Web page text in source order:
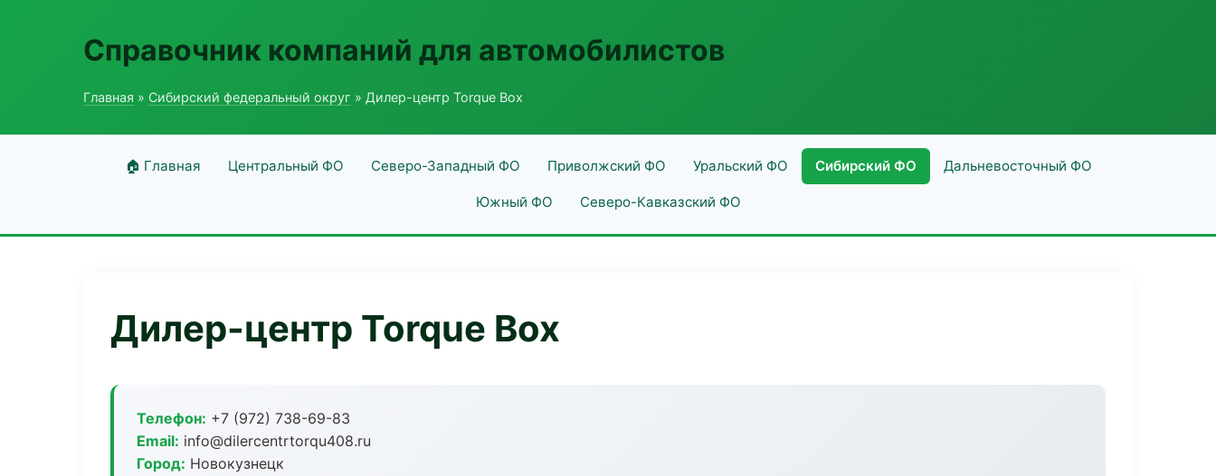
Справочник компаний для автомобилистов
Главная » Сибирский федеральный округ » Дилер-центр Torque Box
🏠 Главная Центральный ФО Северо-Западный ФО Приволжский ФО Уральский ФО Сибирский ФО Дальневосточный ФО
Южный ФО Северо-Кавказский ФО
Дилер-центр Torque Box
Телефон: +7 (972) 738-69-83
Email: info@dilercentrtorqu408.ru
Город: Новокузнецк